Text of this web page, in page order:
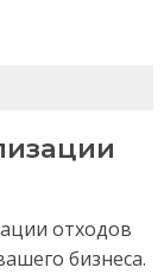
отходов
бизнеса.